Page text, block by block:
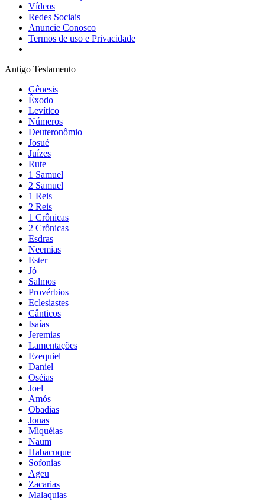
Vídeos
Redes Sociais
Anuncie Conosco
Termos de uso e Privacidade
Antigo Testamento
Gênesis
Êxodo
Levítico
Números
Deuteronômio
Josué
Juízes
Rute
1 Samuel
2 Samuel
1 Reis
2 Reis
1 Crônicas
2 Crônicas
Esdras
Neemias
Ester
Jó
Salmos
Provérbios
Eclesiastes
Cânticos
Isaías
Jeremias
Lamentações
Ezequiel
Daniel
Oséias
Joel
Amós
Obadias
Jonas
Miquéias
Naum
Habacuque
Sofonias
Ageu
Zacarias
Malaquias